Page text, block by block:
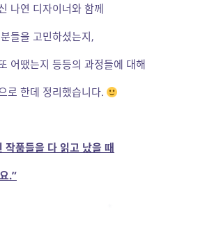
나연 디자이너와 함께
들을 고민하셨는지,
어땠는지 등등의 과정들에 대해
로 한데 정리했습니다.
작품들을 다 읽고 났을 때
.”